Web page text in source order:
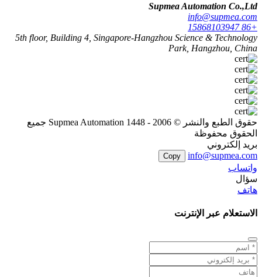
Supmea Automation Co.,Ltd
info@supmea.com
+86 15868103947
5th floor, Building 4, Singapore-Hangzhou Science & Technology
Park, Hangzhou, China
حقوق الطبع والنشر © 2006 - 1448 Supmea Automation جميع
الحقوق محفوظة
بريد إلكتروني
info@supmea.com
Copy
واتساب
سؤال
هاتف
الاستعلام عبر الإنترنت